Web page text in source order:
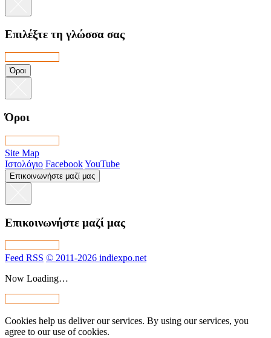
Επιλέξτε τη γλώσσα σας
Όροι
Όροι
Site Map
Ιστολόγιο FacebookYouTube
Επικοινωνήστε μαζί μας
Επικοινωνήστε μαζί μας
Feed RSS © 2011-2026 indiexpo.net
Now Loading…
Cookies help us deliver our services. By using our services, you
agree to our use of cookies.